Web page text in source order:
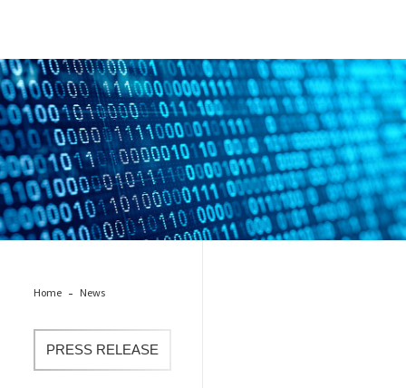
AdobeStock_190866679.jpg
Home News
PRESS RELEASE